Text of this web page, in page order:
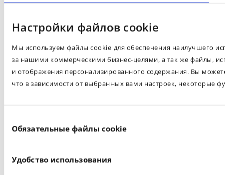
Настройки файлов cookie
Мы используем файлы cookie для обеспечения наилучшего
за нашими коммерческими бизнес-целями, а так же файлы,
и отображения персонализированного содержания. Вы
что в зависимости от выбранных вами настроек, некоторые
согласия
Обязательные файлы cookie
Удобство использования